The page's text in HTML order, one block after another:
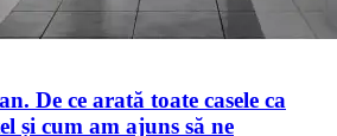
De ce arată toate casele ca
și cum am ajuns să ne